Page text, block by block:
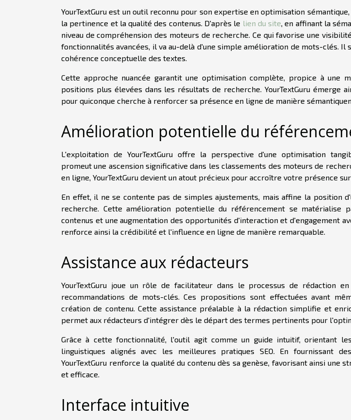
YourTextGuru est un outil reconnu pour son expertise en optimisation
la pertinence et la qualité des contenus. D'après le lien du site, en affinant la
niveau de compréhension des moteurs de recherche. Ce qui favorise une
fonctionnalités avancées, il va au-delà d'une simple amélioration de mots-clés.
cohérence conceptuelle des textes.
Cette approche nuancée garantit une optimisation complète, propice à une
positions plus élevées dans les résultats de recherche. YourTextGuru émerge
pour quiconque cherche à renforcer sa présence en ligne de manière
Amélioration potentielle du
L'exploitation de YourTextGuru offre la perspective d'une optimisation
promeut une ascension significative dans les classements des moteurs de
en ligne, YourTextGuru devient un atout précieux pour accroître votre présence
En effet, il ne se contente pas de simples ajustements, mais affine la position
recherche. Cette amélioration potentielle du référencement se matérialise
contenus et une augmentation des opportunités d'interaction et d'engagement
renforce ainsi la crédibilité et l'influence en ligne de manière remarquable.
Assistance aux rédacteurs
YourTextGuru joue un rôle de facilitateur dans le processus de rédaction
recommandations de mots-clés. Ces propositions sont effectuées avant
création de contenu. Cette assistance préalable à la rédaction simplifie et
permet aux rédacteurs d'intégrer dès le départ des termes pertinents pour
Grâce à cette fonctionnalité, l'outil agit comme un guide intuitif, orientant
linguistiques alignés avec les meilleures pratiques SEO. En fournissant
YourTextGuru renforce la qualité du contenu dès sa genèse, favorisant ainsi une
et efficace.
Interface intuitive